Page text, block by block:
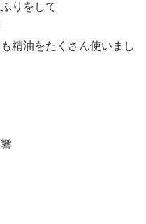
りをして
精油をたくさん使いまし